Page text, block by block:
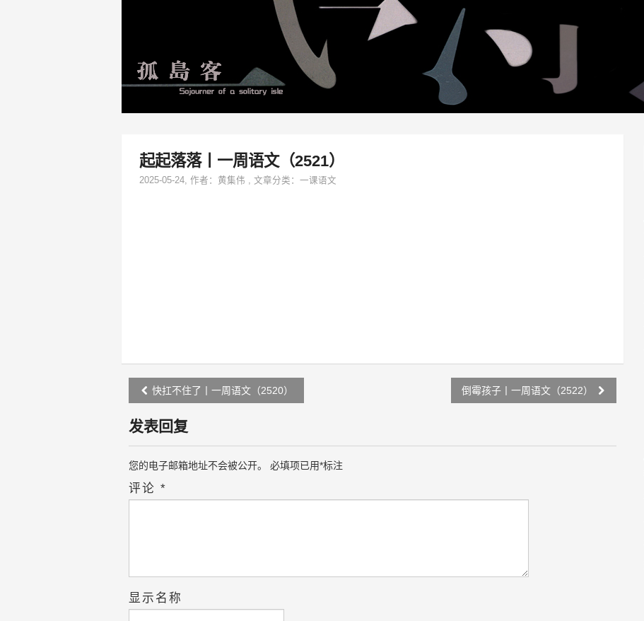
起起落落丨一周语文（2521）
2025-05-24, 作者： 黄集伟 , 文章分类： 一课语文
Post
navigation
快扛不住了丨一周语文（2520） 倒霉孩子丨一周语文（2522）
发表回复
您的电子邮箱地址不会被公开。 必填项已用*标注
评论 *
显示名称